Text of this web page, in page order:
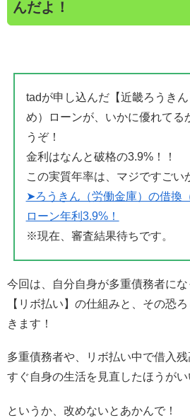
んだよ！
tadが申し込んだ【近畿ろうき
め）ローンが、いかに優れてる
うぞ！
金利はなんと破格の3.9%！！
この実質年率は、マジですごい
➤ろうきん（労働金庫）の借換
ローン年利3.9%！
※現在、審査結果待ちです。
今回は、自分自身が多重債務者に
【リボ払い】の仕組みと、その恐
きます！
多重債務者や、リボ払い中で借入
すぐ自身の生活を見直したほうがい
というか、改めないとあかんで！